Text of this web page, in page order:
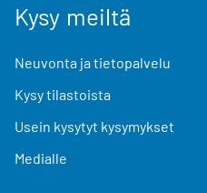
Kysy meiltä
Neuvonta ja tietopalvelu
Kysy tilastoista
Usein kysytyt kysymykset
Medialle